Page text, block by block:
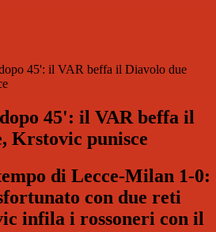
45': il VAR beffa il Diavolo due
45': il VAR beffa il
Krstovic punisce
di Lecce-Milan 1-0:
con due reti
infila i rossoneri con il